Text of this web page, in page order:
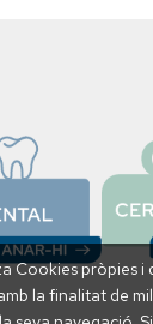
Cookies pròpies i
la finalitat de